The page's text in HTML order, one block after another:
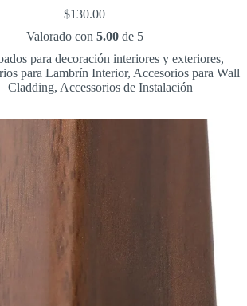
$130.00
Valorado con 5.00de 5
para decoración interiores y exteriores,
para Lambrín Interior, Accesorios para Wall
Cladding, Accessorios de Instalación